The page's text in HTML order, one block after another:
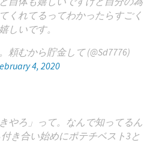
くれてるってわかったらすごく
嬉しいです。
頼むから貯金して (@Sd7776)
4, 2020
やろ」って。なんで知ってるん
き合い始めにポテチベスト3と